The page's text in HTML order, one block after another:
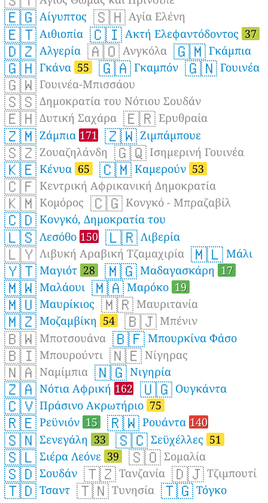
🇪🇬 Αίγυπτος 🇸🇭 Αγία Ελένη
🇪🇹 Αιθιοπία 🇨🇮 Ακτή Ελεφαντόδοντος 37
🇩🇿 Αλγερία 🇦🇴 Ανγκόλα 🇬🇲 Γκάμπια
🇬🇭 Γκάνα 55 🇬🇦 Γκαμπόν 🇬🇳 Γουινέα
🇬🇼 Γουινέα-Μπισσάου
🇸🇸 Δημοκρατία του Νότιου Σουδάν
🇪🇭 Δυτική Σαχάρα 🇪🇷 Ερυθραία
🇿🇲 Ζάμπια 171 🇿🇼 Ζιμπάμπουε
🇸🇿 Ζουαζηλάνδη 🇬🇶 Ισημερινή Γουινέα
🇰🇪 Κένυα 65 🇨🇲 Καμερούν 53
🇨🇫 Κεντρική Αφρικανική Δημοκρατία
🇰🇲 Κομόρος 🇨🇬 Κονγκό - Μπραζαβίλ
🇨🇩 Κονγκό, Δημοκρατία του
🇱🇸 Λεσόθο 150 🇱🇷 Λιβερία
🇱🇾 Λιβυκή Αραβική Τζαμαχιρία 🇲🇱 Μάλι
🇾🇹 Μαγιότ 28 🇲🇬 Μαδαγασκάρη 17
🇲🇼 Μαλάουι 🇲🇦 Μαρόκο 19
🇲🇺 Μαυρίκιος 🇲🇷 Μαυριτανία
🇲🇿 Μοζαμβίκη 54 🇧🇯 Μπένιν
🇧🇼 Μποτσουάνα 🇧🇫 Μπουρκίνα Φάσο
🇧🇮 Μπουρούντι 🇳🇪 Νίγηρας
🇳🇦 Ναμίμπια 🇳🇬 Νιγηρία
🇿🇦 Νότια Αφρική 162 🇺🇬 Ουγκάντα
🇨🇻 Πράσινο Ακρωτήριο 75
🇷🇪 Ρεϋνιόν 15 🇷🇼 Ρουάντα 140
🇸🇳 Σενεγάλη 33 🇸🇨 Σεϋχέλλες 51
🇸🇱 Σιέρα Λεόνε 39 🇸🇴 Σομαλία
🇸🇩 Σουδάν 🇹🇿 Τανζανία 🇩🇯 Τζιμπουτί
🇹🇩 Τσαντ 🇹🇳 Τυνησία 🇹🇬 Τόγκο